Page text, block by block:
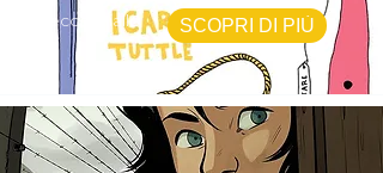
Becco Giallo SCOPRI DI PIÙ